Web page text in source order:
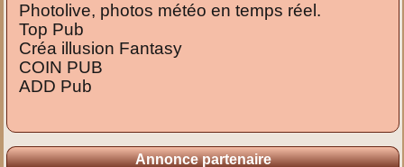
Photolive, photos météo en temps réel.
Top Pub
Créa illusion Fantasy
COIN PUB
ADD Pub
Annonce partenaire